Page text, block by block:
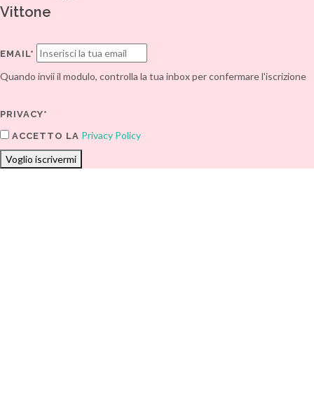
Vittone
EMAIL*
Quando invii il modulo, controlla la tua inbox per confermare l'iscrizione
PRIVACY*
ACCETTO LA Privacy Policy
Voglio iscrivermi